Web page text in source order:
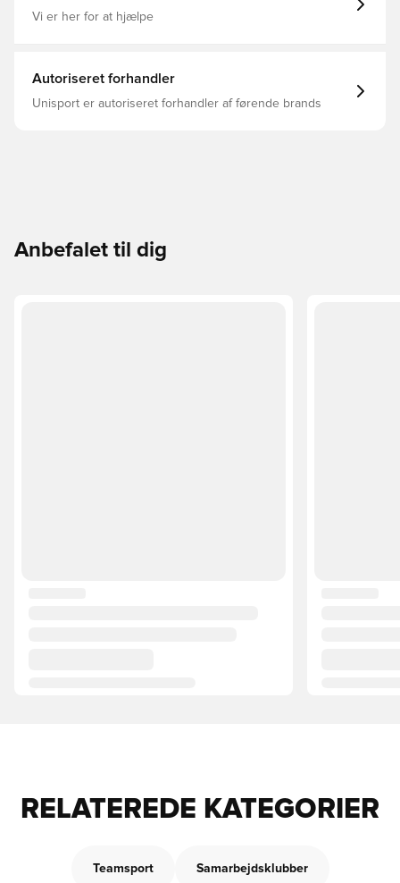
Vi er her for at hjælpe
Autoriseret forhandler
Unisport er autoriseret forhandler af førende brands
Anbefalet til dig
RELATEREDE KATEGORIER
Teamsport Samarbejdsklubber